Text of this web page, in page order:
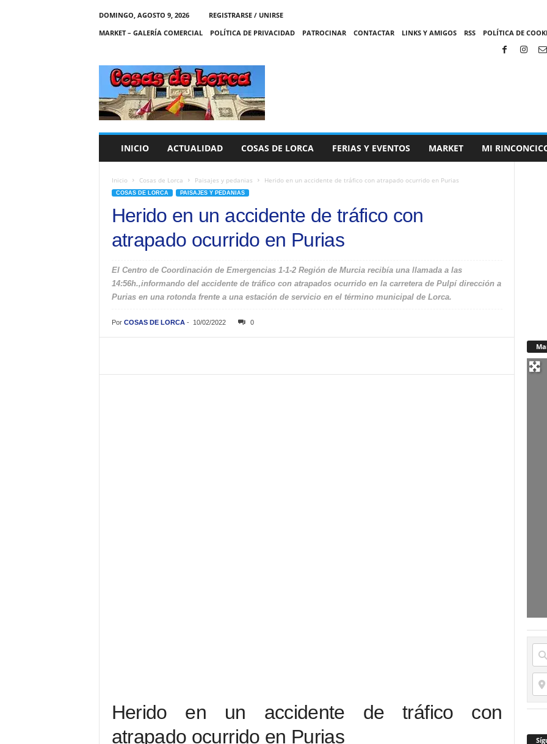
DOMINGO, AGOSTO 9, 2026
REGISTRARSE / UNIRSE
MARKET – GALERÍA COMERCIAL
POLÍTICA DE PRIVACIDAD PATROCINAR CONTACTAR LINKS Y AMIGOS RSS POLÍTICA DE
C
A
S
INICIO ACTUALIDAD COSAS DE LORCA FERIAS Y EVENTOS MARKET MI
Inicio Cosas de Lorca Paisajes y pedanias Herido en un accidente de tráfico con atrapado ocurrido en Purias
COSAS DE LORCA PAISAJES Y PEDANIAS
Herido en un accidente de tráfico con
atrapado ocurrido en Purias
El Centro de Coordinación de Emergencias 1-1-2 Región de Murcia recibía una llamada a las
14:56h.,informando del accidente de tráfico con atrapados ocurrido en la carretera de Pulpí dirección a
Purias en una rotonda frente a una estación de servicio en el término municipal de Lorca.
Por COSAS DE LORCA- 10/02/2022 0
Herido en un accidente de tráfico con
atrapado ocurrido en Purias